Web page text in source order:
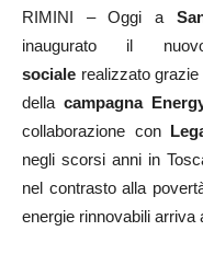
RIMINI – Oggi a
inaugurato il
sociale realizzato
della campagna
collaborazione con
negli scorsi anni in
nel contrasto alla
energie rinnovabili arriva